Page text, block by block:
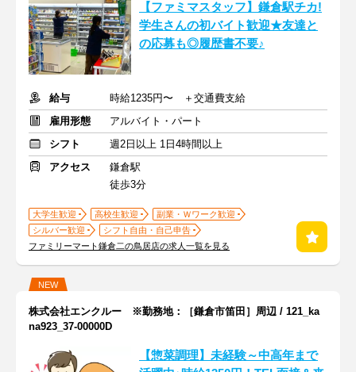
【ファミマスタッフ】鎌倉駅チカ!
学生さんの初バイト歓迎★友達と
の応募も◎履歴書不要♪
給与
時給1235円〜 ＋交通費支給
雇用形態
アルバイト・パート
シフト
週2日以上 1日4時間以上
アクセス
鎌倉駅
徒歩3分
大学生歓迎 高校生歓迎
副業・Ｗワーク歓迎
シルバー歓迎
シフト自由・自己申告
ファミリーマート鎌倉二の鳥居店の求人一覧を見る
NEW
株式会社エンクルー ※勤務地：［鎌倉市笛田］周辺 / 121_ka
na923_37-00000D
【惣菜調理】未経験～中高年まで